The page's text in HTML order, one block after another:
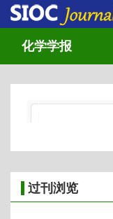
化学学报
过刊浏览